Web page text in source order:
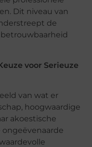
Dit niveau van
de
voor Serieuze
van wat er
hoogwaardige
akoestische